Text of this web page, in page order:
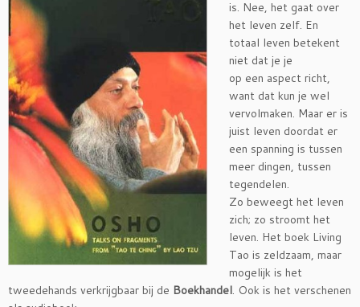
is. Nee, het gaat over
het leven zelf. En
totaal leven betekent
niet dat je je
op een aspect richt,
want dat kun je wel
vervolmaken. Maar er is
juist leven doordat er
een spanning is tussen
meer dingen, tussen
tegendelen.
Zo beweegt het leven
zich; zo stroomt het
leven. Het boek Living
Tao is zeldzaam, maar
mogelijk is het
tweedehands verkrijgbaar bij de Boekhandel. Ook is het verschenen